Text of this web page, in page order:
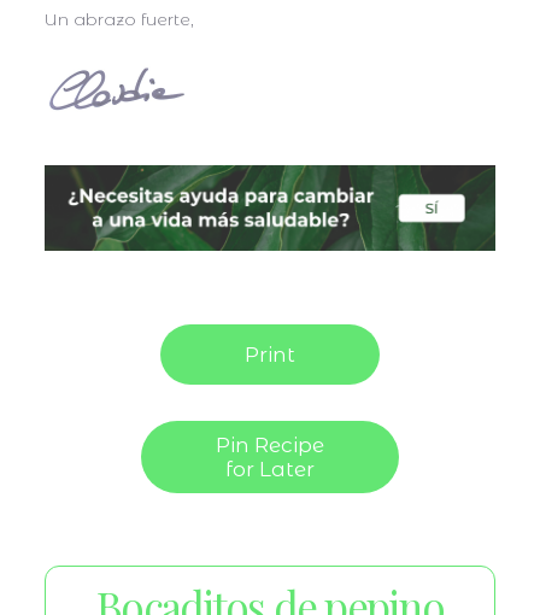
Un abrazo fuerte,
Print
Pin Recipe
for Later